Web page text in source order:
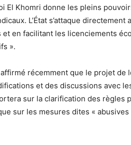
El Khomri donne les pleins
L’État s’attaque
et en facilitant les licenciements
».
récemment que le projet de
et des discussions avec
sur la clarification des règles
sur les mesures dites « abusives